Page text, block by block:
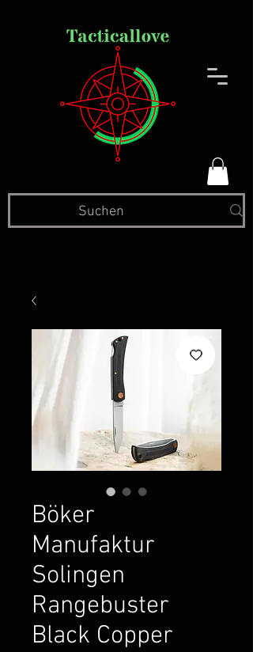
Böker
Manufaktur
Solingen
Rangebuster
Black Copper